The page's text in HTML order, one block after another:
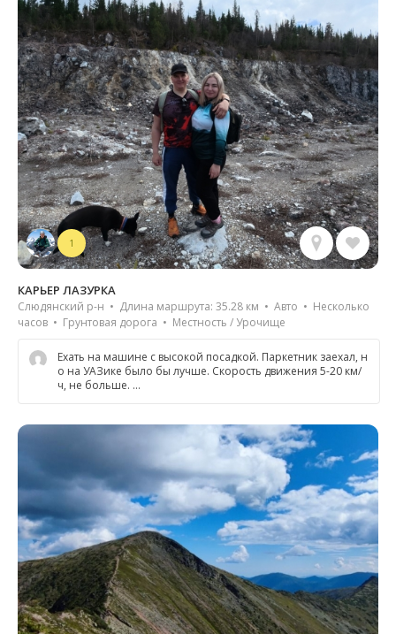
1
КАРЬЕР ЛАЗУРКА
Слюдянский р-н • Длина маршрута: 35.28 км • Авто • Несколько
часов • Грунтовая дорога • Местность / Урочище
Ехать на машине с высокой посадкой. Паркетник заехал, н
о на УАЗике было бы лучше. Скорость движения 5-20 км/
ч, не больше. …